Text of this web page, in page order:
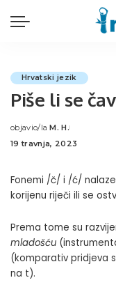
Hrvatski jezik
Piše li se
Posted
by
objavio/la M. H.
19 travnja, 2023
Fonemi /č/ i /ć/ nalaze
korijenu riječi ili se
Prema tome su
mladošću
(komparativ pridjeva
na t).